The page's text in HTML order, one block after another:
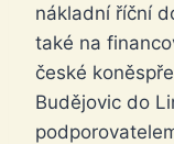
nákladní říční
také na
české
Budějovic do